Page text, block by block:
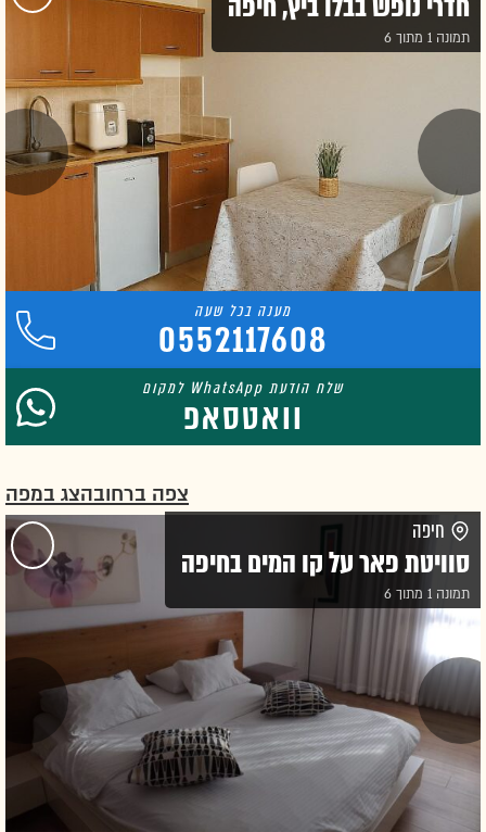
תמונה 1 מתוך 6
0552117608
וואטסאפ
צפה ברחובהצג במפה
חיפה
סוויטת פאר על קו המים בחיפה
תמונה 1 מתוך 6